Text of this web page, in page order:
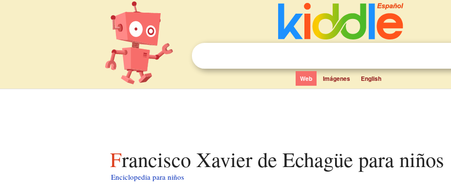
Web Imágenes English
Francisco Xavier de Echagüe para niños
Enciclopedia para niños